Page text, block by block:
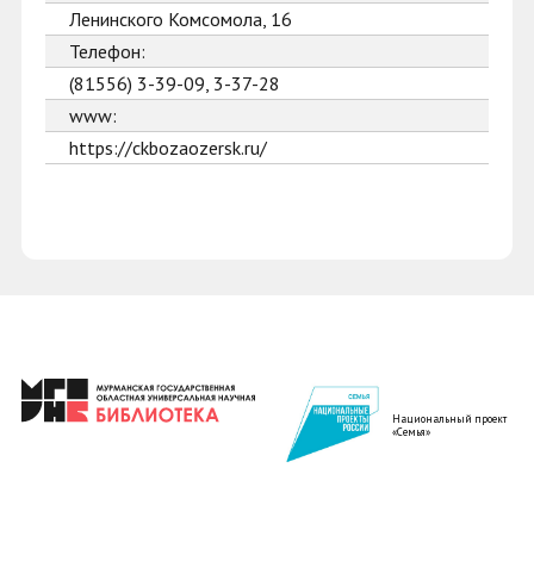
Ленинского Комсомола, 16
Телефон:
(81556) 3-39-09, 3-37-28
www:
https://ckbozaozersk.ru/
Национальный проект
«Семья»